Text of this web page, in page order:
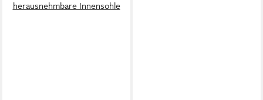
herausnehmbare Innensohle